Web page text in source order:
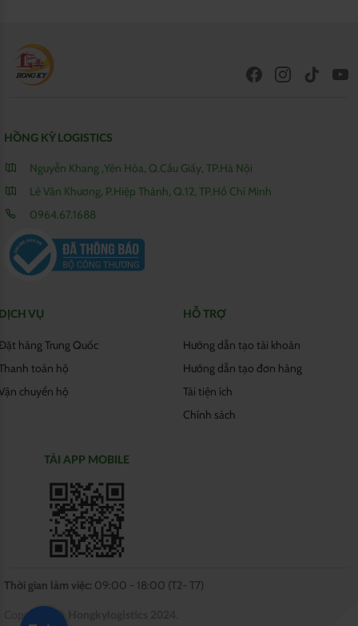
HỒNG KỲ LOGISTICS
Nguyễn Khang ,Yên Hòa, Q.Cầu Giấy, TP.Hà Nội
Lê Văn Khương, P.Hiệp Thành, Q.12, TP.Hồ Chí Minh
0964.67.1688
VỤ
hàng Trung Quốc
toán hộ
chuyển hộ
HỖ TRỢ
Hướng dẫn tạo tài khoản
Hướng dẫn tạo đơn hàng
Tải tiện ích
Chính sách
TẢI APP MOBILE
Thời gian làm việc: 09:00 - 18:00 (T2- T7)
Copyright ©